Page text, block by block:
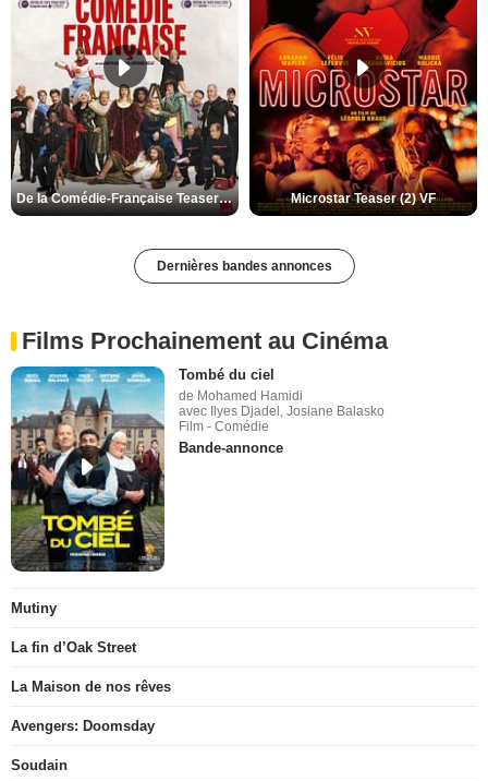
De la Comédie-Française Teaser (3) VF Microstar Teaser (2) VF
Dernières bandes annonces
Films Prochainement au Cinéma
Tombé du ciel
de Mohamed Hamidi
avec Ilyes Djadel, Josiane Balasko
Film - Comédie
Bande-annonce
Mutiny
La fin d’Oak Street
La Maison de nos rêves
Avengers: Doomsday
Soudain